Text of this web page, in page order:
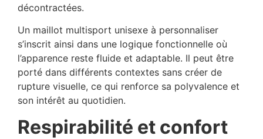
décontractées.
Un maillot multisport unisexe à personnaliser
s’inscrit ainsi dans une logique fonctionnelle où
l’apparence reste fluide et adaptable. Il peut être
porté dans différents contextes sans créer de
rupture visuelle, ce qui renforce sa polyvalence et
son intérêt au quotidien.
Respirabilité et confort